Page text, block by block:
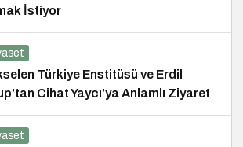
İstiyor
Türkiye Enstitüsü ve Erdil
Cihat Yaycı’ya Anlamlı Ziyaret